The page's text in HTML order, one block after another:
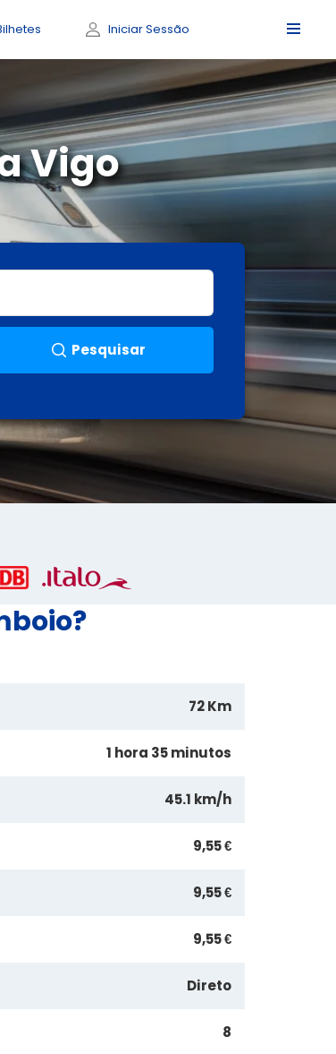
Iniciar Sessão
Vigo
Pesquisar
72 Km
1 hora 35 minutos
45.1 km/h
9,55 €
9,55 €
9,55 €
Direto
8